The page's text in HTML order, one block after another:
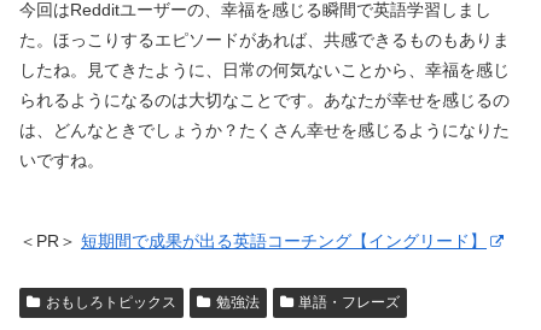
今回はRedditユーザーの、幸福を感じる瞬間で英語学習しまし
た。ほっこりするエピソードがあれば、共感できるものもありま
したね。見てきたように、日常の何気ないことから、幸福を感じ
られるようになるのは大切なことです。あなたが幸せを感じるの
は、どんなときでしょうか？たくさん幸せを感じるようになりた
いですね。
＜PR＞ 短期間で成果が出る英語コーチング【イングリード】
おもしろトピックス 勉強法 単語・フレーズ